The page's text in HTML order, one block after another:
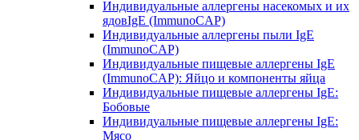
Индивидуальные аллергены насекомых и их
ядовIgE (ImmunoCAP)
Индивидуальные аллергены пыли IgE
(ImmunoCAP)
Индивидуальные пищевые аллергены IgE
(ImmunoCAP): Яйцо и компоненты яйца
Индивидуальные пищевые аллергены IgE:
Бобовые
Индивидуальные пищевые аллергены IgE:
Мясо